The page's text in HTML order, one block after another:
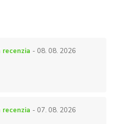
recenzia - 08. 08. 2026
recenzia - 07. 08. 2026